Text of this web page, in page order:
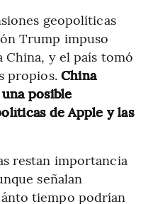
geopolíticas
Trump impuso
China, y el país tomó
propios. China
posible
de Apple y las
restan importancia
señalan
tiempo podrían